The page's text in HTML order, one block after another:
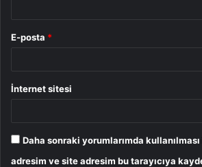
E-posta *
İnternet sitesi
Daha sonraki yorumlarımda
adresim ve site adresim bu tarayıcıya